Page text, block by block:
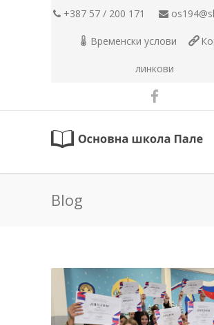
+387 57 / 200 171
Временски услови
линкови
Blog